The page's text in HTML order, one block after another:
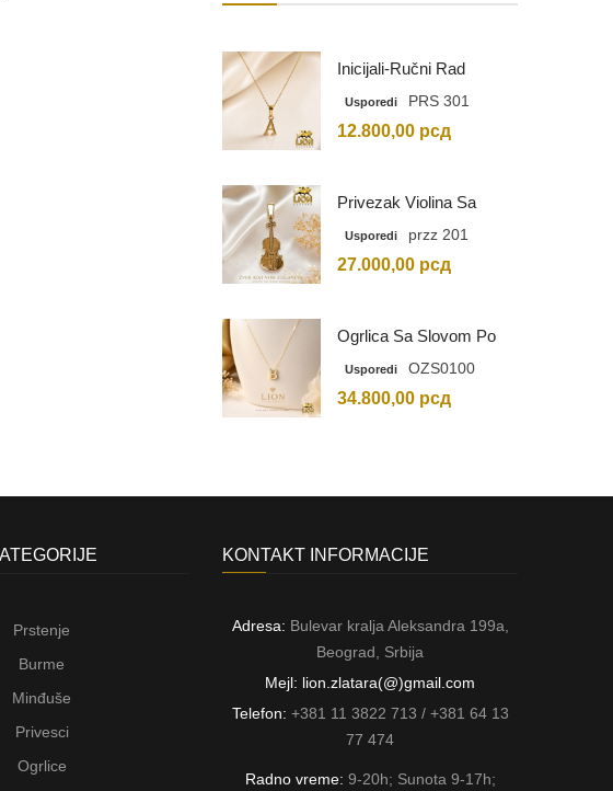
Inicijali-Ručni Rad
Usporedi PRS 301
12.800,00 рсд
Privezak Violina Sa
Graviranim Inicijalima
Usporedi przz 201
27.000,00 рсд
Ogrlica Sa Slovom Po
Vašem Izboru
Usporedi OZS0100
34.800,00 рсд
Prstenje
Burme
Minđuše
Privesci
Ogrlice
KONTAKT INFORMACIJE
Adresa: Bulevar kralja Aleksandra 199a,
Beograd, Srbija
Mejl: lion.zlatara(@)gmail.com
Telefon: +381 11 3822 713 / +381 64 13
77 474
Radno vreme: 9-20h; Sunota 9-17h;